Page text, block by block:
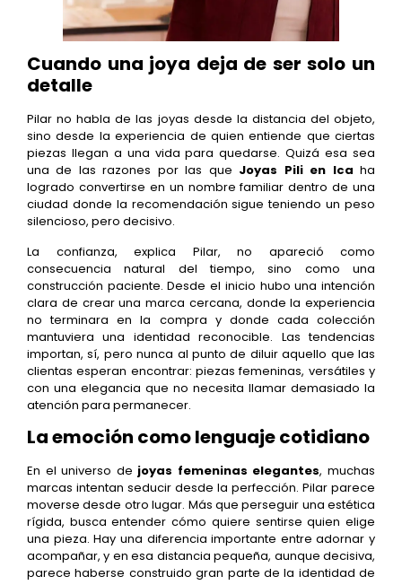
Cuando una joya deja de ser solo un
detalle
Pilar no habla de las joyas desde la distancia del objeto,
sino desde la experiencia de quien entiende que ciertas
piezas llegan a una vida para quedarse. Quizá esa sea
una de las razones por las que Joyas Pili en Ica ha
logrado convertirse en un nombre familiar dentro de una
ciudad donde la recomendación sigue teniendo un peso
silencioso, pero decisivo.
La confianza, explica Pilar, no apareció como
consecuencia natural del tiempo, sino como una
construcción paciente. Desde el inicio hubo una intención
clara de crear una marca cercana, donde la experiencia
no terminara en la compra y donde cada colección
mantuviera una identidad reconocible. Las tendencias
importan, sí, pero nunca al punto de diluir aquello que las
clientas esperan encontrar: piezas femeninas, versátiles y
con una elegancia que no necesita llamar demasiado la
atención para permanecer.
La emoción como lenguaje cotidiano
En el universo de joyas femeninas elegantes, muchas
marcas intentan seducir desde la perfección. Pilar parece
moverse desde otro lugar. Más que perseguir una estética
rígida, busca entender cómo quiere sentirse quien elige
una pieza. Hay una diferencia importante entre adornar y
acompañar, y en esa distancia pequeña, aunque decisiva,
parece haberse construido gran parte de la identidad de